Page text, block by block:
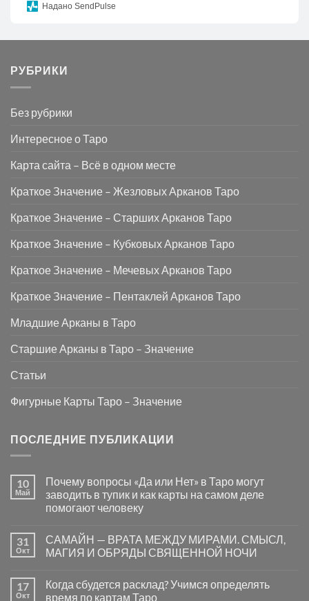
Надано SendPulse
РУБРИКИ
Без рубрики
Интересное о Таро
Карта сайта – Всё в одном месте
Краткое Значение – Жезловых Арканов Таро
Краткое Значение – Старших Арканов Таро
Краткое Значение – Кубковых Арканов Таро
Краткое Значение – Мечевых Арканов Таро
Краткое Значение – Пентаклей Арканов Таро
Младшие Арканы в Таро
Старшие Арканы в Таро – Значение
Статьи
Фигурные Карты Таро – Значение
ПОСЛЕДНИЕ ПУБЛИКАЦИИ
10
Май
Почему вопросы «Да или Нет» в Таро могут
заводить в тупик и как карты на самом деле
помогают человеку
записи
Почему
вопросы
Нет»
31
Окт
САМАЙН — ВРАТА МЕЖДУ МИРАМИ. СМЫСЛ,
МАГИЯ И ОБРЯДЫ СВЯЩЕННОЙ НОЧИ
записи
САМАЙН
17
Окт
Когда сбудется расклад? Учимся определять
время по картам Таро